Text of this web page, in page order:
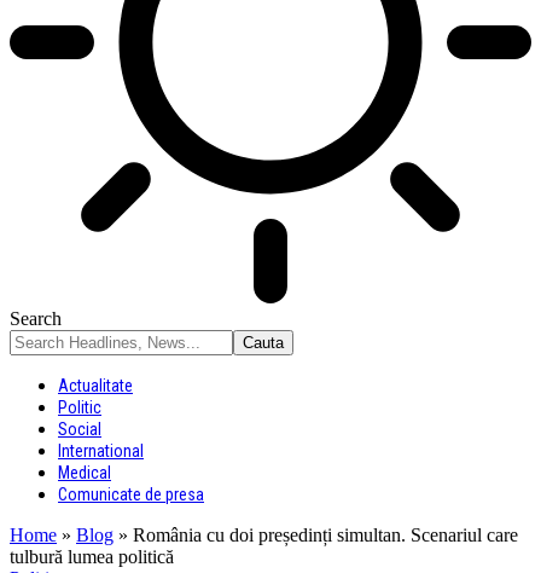
Search
Actualitate
Politic
Social
International
Medical
Comunicate de presa
Home » Blog » România cu doi președinți simultan. Scenariul care
tulbură lumea politică